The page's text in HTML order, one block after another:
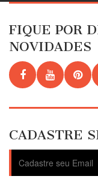
FIQUE POR
NOVIDADES
CADASTRE